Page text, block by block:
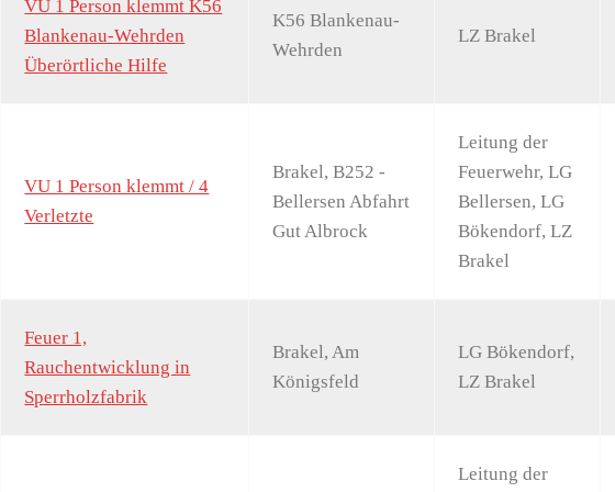
VU 1 Person klemmt K56
Blankenau-Wehrden
Überörtliche Hilfe
K56 Blankenau-
Wehrden
LZ Brakel
VU 1 Person klemmt / 4
Verletzte
Brakel, B252 -
Bellersen Abfahrt
Gut Albrock
Leitung der
Feuerwehr, LG
Bellersen, LG
Bökendorf, LZ
Brakel
Feuer 1,
Rauchentwicklung in
Sperrholzfabrik
Brakel, Am
Königsfeld
LG Bökendorf,
LZ Brakel
Leitung der